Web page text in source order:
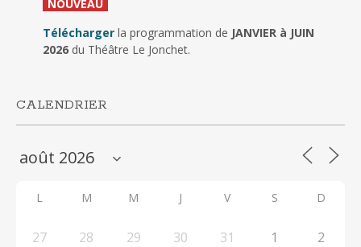
NOUVEAU_
Télécharger la programmation de JANVIER à JUIN
2026du Théâtre Le Jonchet.
CALENDRIER
L M M J V S D
27 28 29 30 31 1 2